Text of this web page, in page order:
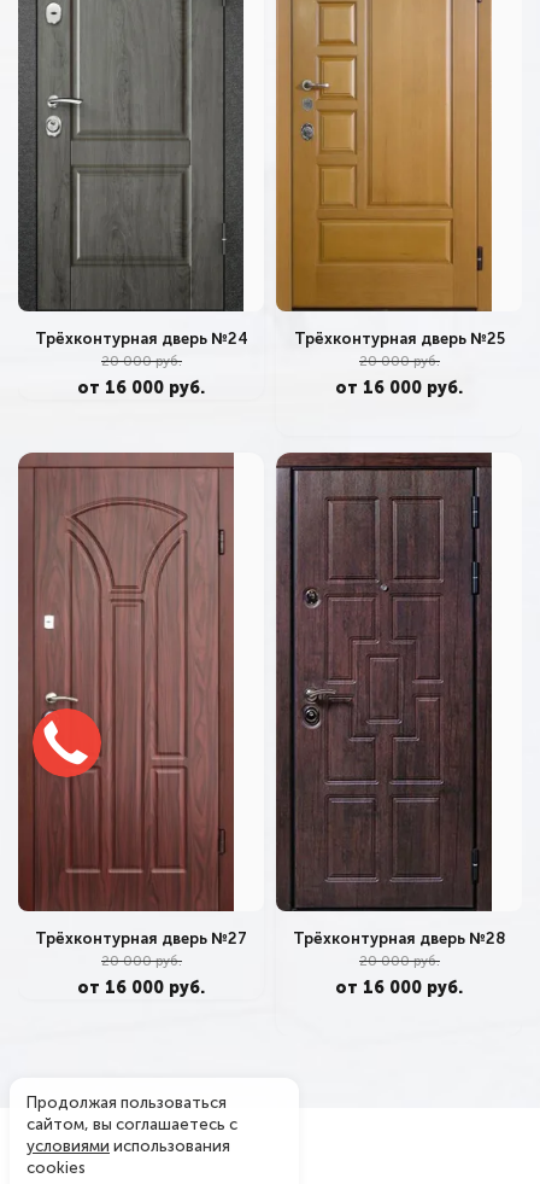
Трёхконтурная дверь №24
20 000 руб.
от 16 000 руб.
Трёхконтурная дверь №25
20 000 руб.
от 16 000 руб.
Трёхконтурная дверь №27
20 000 руб.
от 16 000 руб.
Трёхконтурная дверь №28
20 000 руб.
от 16 000 руб.
Продолжая пользоваться
сайтом, вы соглашаетесь с
условиями использования
cookies